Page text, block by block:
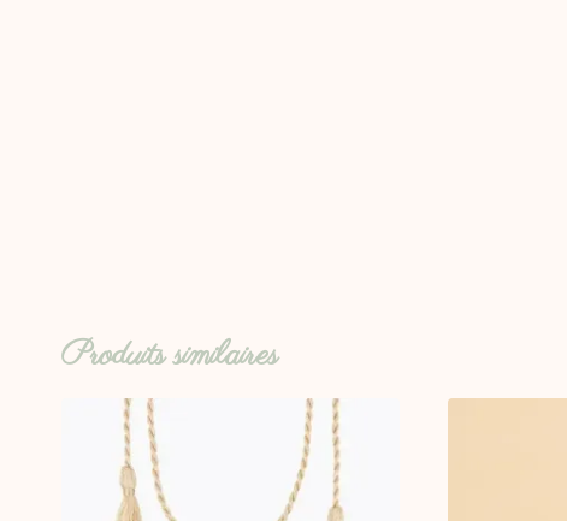
Produits similaires